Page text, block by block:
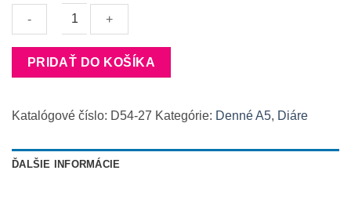
množstvo
A5
2027
PRIDAŤ DO KOŠÍKA
Katalógové číslo: D54-27 Kategórie: Denné A5, Diáre
ĎALŠIE INFORMÁCIE